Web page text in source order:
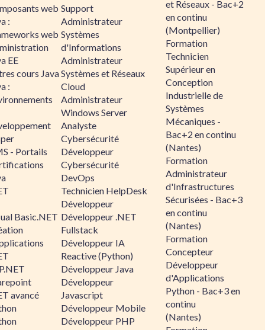
web
:
web
EE
cours Java
:
- Portails
Basic.NET
avancé
Support
Administrateur
Systèmes
d'Informations
Administrateur
Systèmes et Réseaux
Cloud
Administrateur
Windows Server
Analyste
Cybersécurité
Développeur
Cybersécurité
DevOps
Technicien HelpDesk
Développeur
Développeur .NET
Fullstack
Développeur IA
Reactive (Python)
Développeur Java
Développeur
Javascript
Développeur Mobile
Développeur PHP
et Réseaux - Bac+2
en continu
(Montpellier)
Formation
Technicien
Supérieur en
Conception
Industrielle de
Systèmes
Mécaniques -
Bac+2 en continu
(Nantes)
Formation
Administrateur
d'Infrastructures
Sécurisées - Bac+3
en continu
(Nantes)
Formation
Concepteur
Développeur
d'Applications
Python - Bac+3 en
continu
(Nantes)